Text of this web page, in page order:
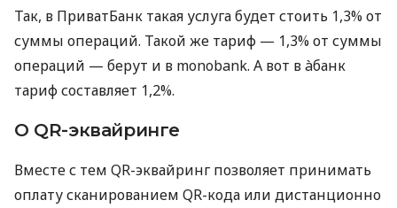
Так, в ПриватБанк такая услуга будет стоить 1,3% от
суммы операций. Такой же тариф — 1,3% от суммы
операций — берут и в monobank. А вот в àбанк
тариф составляет 1,2%.
О QR-эквайринге
Вместе с тем QR-эквайринг позволяет принимать
оплату сканированием QR-кода или дистанционно